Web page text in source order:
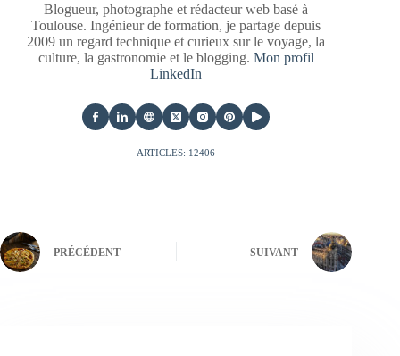
Blogueur, photographe et rédacteur web basé à
Toulouse. Ingénieur de formation, je partage depuis
2009 un regard technique et curieux sur le voyage, la
culture, la gastronomie et le blogging. Mon profil
LinkedIn
ARTICLES: 12406
PRÉCÉDENT SUIVANT